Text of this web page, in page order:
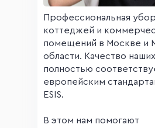
Профессиональная
коттеджей и
помещений в Москве и
области. Качество
полностью
европейским
ESIS.
В этом нам помогают